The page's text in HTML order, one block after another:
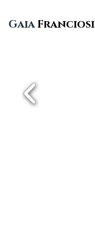
GaiaFranciosi